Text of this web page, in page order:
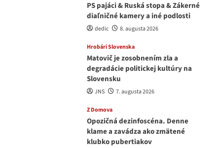
PS pajáci & Ruská stopa & Zákerné
diaľničné kamery a iné podlosti
dedic 8. augusta 2026
Hrobári Slovenska
Matovič je zosobnením zla a
degradácie politickej kultúry na
Slovensku
JNS 7. augusta 2026
Z Domova
Opozičná dezinfoscéna. Denne
klame a zavádza ako zmätené
klubko pubertiakov